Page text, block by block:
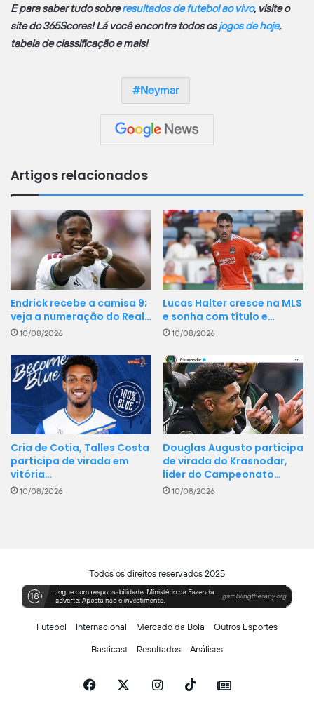
E para saber tudo sobreresultados de futebol ao vivo, visite o
site do 365Scores! Lá você encontra todos osjogos de hoje,
tabela de classificação e mais!
Neymar
Artigos relacionados
Endrick recebe a camisa 9;
veja a numeração do Real…
10/08/2026
Lucas Halter cresce na MLS
e sonha com título e…
10/08/2026
Cria de Cotia, Talles Costa
participa de virada em
vitória…
10/08/2026
Douglas Augusto participa
de virada do Krasnodar,
líder do Campeonato…
10/08/2026
Todos os direitos reservados 2025
Futebol Internacional Mercado da Bola Outros Esportes
Basticast Resultados Análises
Facebook InstagramTikTokSiga-